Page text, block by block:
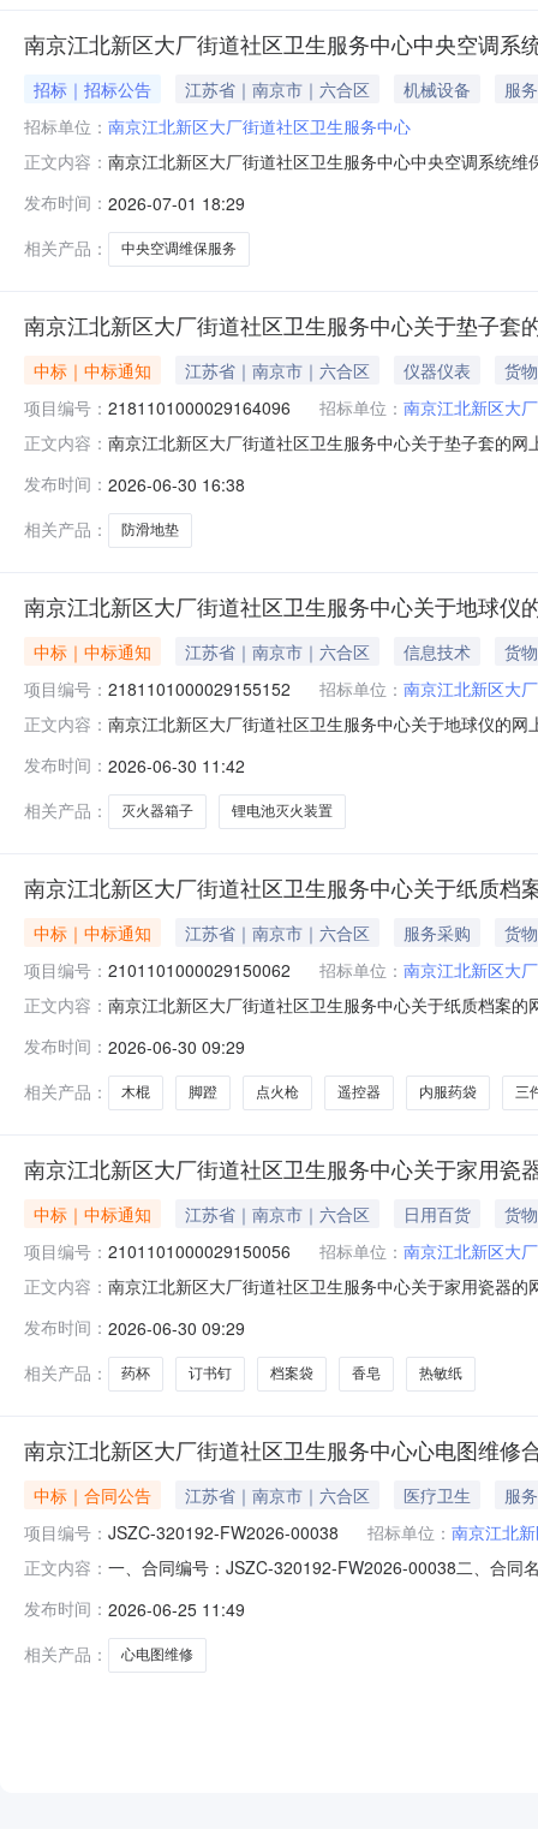
南京江北新区大厂街道社区卫生服务中心中央空调系
招标｜招标公告 江苏省｜南京市｜六合区 机械设备
服务
招标单位： 南京江北新区大厂街道社区卫生服务中心
正文内容： 南京江北新区大厂街道社区卫生服务中心中央空调系统维
发布时间： 2026-07-01 18:29
相关产品：
中央空调维保服务
南京江北新区大厂街道社区卫生服务中心关于垫子套
中标｜中标通知 江苏省｜南京市｜六合区 仪器仪表
货物
项目编号： 2181101000029164096 招标单位： 南京江北新区大
正文内容： 南京江北新区大厂街道社区卫生服务中心关于垫子套的
计划信息：项目所在行政区划编码:320192项目所在行政
发布时间： 2026-06-30 16:38
相关产品：
防滑地垫
南京江北新区大厂街道社区卫生服务中心关于地球仪
中标｜中标通知 江苏省｜南京市｜六合区 信息技术
货物
项目编号： 2181101000029155152 招标单位： 南京江北新区大
正文内容： 南京江北新区大厂街道社区卫生服务中心关于地球仪的
计划信息：项目所在行政区划编码:320192项目所在行政
发布时间： 2026-06-30 11:42
相关产品：
灭火器箱子 锂电池灭火装置
南京江北新区大厂街道社区卫生服务中心关于纸质档
中标｜中标通知 江苏省｜南京市｜六合区 服务采购
货物
项目编号： 2101101000029150062 招标单位： 南京江北新区大
正文内容： 南京江北新区大厂街道社区卫生服务中心关于纸质档案
采购计划信息：项目所在行政区划编码:320192项目所在
发布时间： 2026-06-30 09:29
相关产品：
木棍 脚蹬 点火枪 遥控器 内服药袋 三
南京江北新区大厂街道社区卫生服务中心关于家用瓷
中标｜中标通知 江苏省｜南京市｜六合区 日用百货
货物
项目编号： 2101101000029150056 招标单位： 南京江北新区大
正文内容： 南京江北新区大厂街道社区卫生服务中心关于家用瓷器
采购计划信息：项目所在行政区划编码:320192项目所在
发布时间： 2026-06-30 09:29
相关产品：
药杯 订书钉 档案袋 香皂 热敏纸
南京江北新区大厂街道社区卫生服务中心心电图维修
中标｜合同公告 江苏省｜南京市｜六合区 医疗卫生
服务
项目编号： JSZC-320192-FW2026-00038 招标单位： 南京江北
正文内容： 一、合同编号：JSZC-320192-FW2026-00038二、合同
息：项目名称：心电图维修项目编号：JSZC-320192-
发布时间： 2026-06-25 11:49
相关产品：
心电图维修